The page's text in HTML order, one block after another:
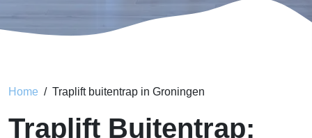
Home Traplift buitentrap in Groningen
Traplift Buitentrap: